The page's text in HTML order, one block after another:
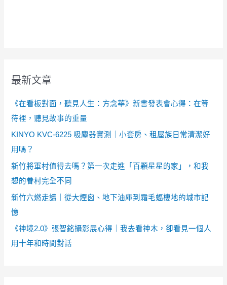
最新文章
《在看板對面，聽見人生：方念華》新書發表會心得：在等
待裡，聽見故事的重量
KINYO KVC-6225 吸塵器實測｜小套房、租屋族日常清潔好
用嗎？
新竹將軍村值得去嗎？第一次走進「百顆星星的家」，和我
想的眷村完全不同
新竹六燃走讀｜從大煙囪、地下油庫到霜毛蝠棲地的城市記
憶
《神境2.0》張智銘攝影展心得｜我去看神木，卻看見一個人
用十年和時間對話